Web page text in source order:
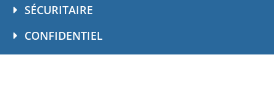
SÉCURITAIRE
CONFIDENTIEL